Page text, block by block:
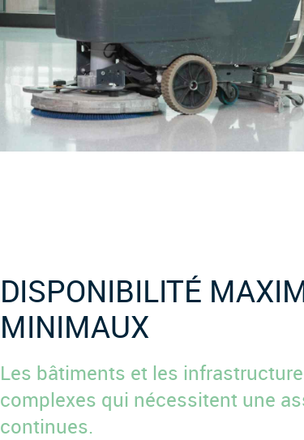
DISPONIBILITÉ
MINIMAUX
Les bâtiments et les
complexes qui nécessitent une
continues.